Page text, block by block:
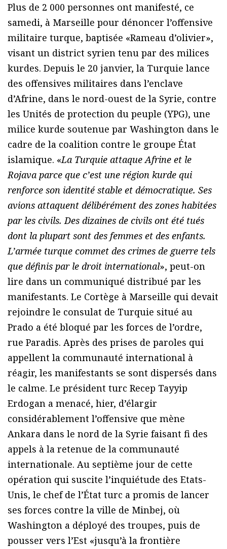
Plus de 2 000 personnes ont manifesté, ce
samedi, à Marseille pour dénoncer l’offensive
militaire turque, baptisée «Rameau d’olivier»,
visant un district syrien tenu par des milices
kurdes. Depuis le 20 janvier, la Turquie lance
des offensives militaires dans l’enclave
d’Afrine, dans le nord-ouest de la Syrie, contre
les Unités de protection du peuple (YPG), une
milice kurde soutenue par Washington dans le
cadre de la coalition contre le groupe État
islamique. «La Turquie attaque Afrine et le
Rojava parce que c’est une région kurde qui
renforce son identité stable et démocratique. Ses
avions attaquent délibérément des zones habitées
par les civils. Des dizaines de civils ont été tués
dont la plupart sont des femmes et des enfants.
L’armée turque commet des crimes de guerre tels
que définis par le droit international», peut-on
lire dans un communiqué distribué par les
manifestants. Le Cortège à Marseille qui devait
rejoindre le consulat de Turquie situé au
Prado a été bloqué par les forces de l’ordre,
rue Paradis. Après des prises de paroles qui
appellent la communauté international à
réagir, les manifestants se sont dispersés dans
le calme. Le président turc Recep Tayyip
Erdogan a menacé, hier, d’élargir
considérablement l’offensive que mène
Ankara dans le nord de la Syrie faisant fi des
appels à la retenue de la communauté
internationale. Au septième jour de cette
opération qui suscite l’inquiétude des Etats-
Unis, le chef de l’État turc a promis de lancer
ses forces contre la ville de Minbej, où
Washington a déployé des troupes, puis de
pousser vers l’Est «jusqu’à la frontière